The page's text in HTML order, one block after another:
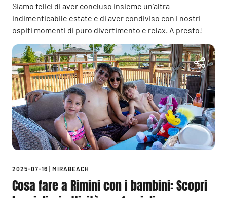
Siamo felici di aver concluso insieme un’altra
indimenticabile estate e di aver condiviso con i nostri
ospiti momenti di puro divertimento e relax. A presto!
2025-07-16 MIRABEACH
Cosa fare a Rimini con i bambini: Scopri